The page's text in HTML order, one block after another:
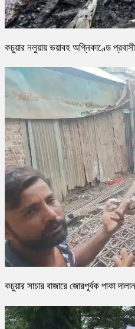
কচুয়ার নলুয়ায় ভয়াবহ অগ্নিকাণ্ডে
কচুয়ার সাচার বাজারে জোরপূর্বক পাকা